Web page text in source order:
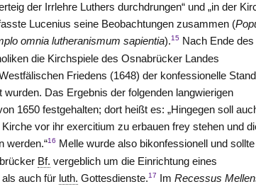
der Irrlehre Luthers durchdrungen“ und „in der
Lucenius seine Beobachtungen zusammen (
omnia lutheranismum sapientia).15 Nach Ende des
die Kirchspiele des Osnabrücker Landes
Friedens (1648) der konfessionelle
wurden. Das Ergebnis der folgenden langwierigen
1650 festgehalten; dort heißt es: „Hingegen soll
vor ihr exercitium zu erbauen frey stehen und
werden.“16 Melle wurde also bikonfessionell und sollte
Bf. vergeblich um die Einrichtung eines
als auch für luth. Gottesdienste.17 ImRecessus